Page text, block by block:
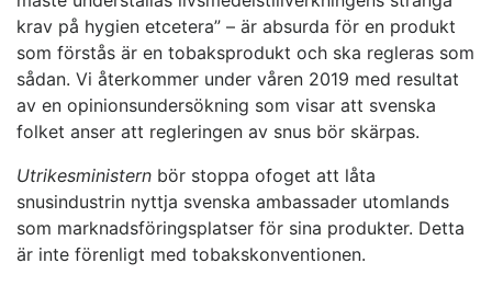
krav på hygien etcetera” – är absurda för en produkt
som förstås är en tobaksprodukt och ska regleras som
sådan. Vi återkommer under våren 2019 med resultat
av en opinionsundersökning som visar att svenska
folket anser att regleringen av snus bör skärpas.
Utrikesministern bör stoppa ofoget att låta
snusindustrin nyttja svenska ambassader utomlands
som marknadsföringsplatser för sina produkter. Detta
är inte förenligt med tobakskonventionen.